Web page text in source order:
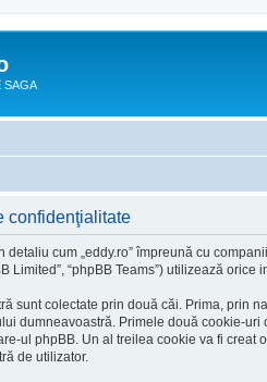
SAGA
confidenţialitate
cum „eddy.ro” împreună cu
Limited”, “phpBB Teams”) utilizează
sunt colectate prin două căi. Prima, prin
dumneavoastră. Primele două cookie-uri
ul phpBB. Un al treilea cookie va fi creat
de utilizator.